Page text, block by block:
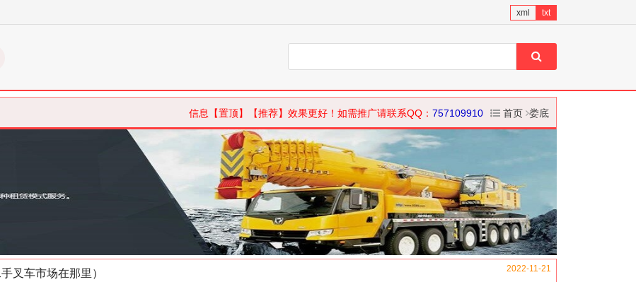
xml txt
信息【置顶】【推荐】效果更好！如需推广请联系QQ： 757109910 首页 娄底
叉车市场在那里） 2022-11-21